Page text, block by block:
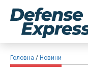
Головна Новини